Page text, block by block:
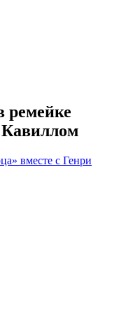
ремейке
Кавиллом
вместе с Генри